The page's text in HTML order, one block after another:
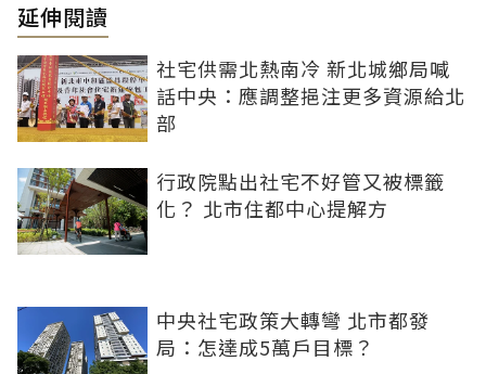
延伸閱讀
社宅供需北熱南冷 新北城鄉局喊
話中央：應調整挹注更多資源給北
部
行政院點出社宅不好管又被標籤
化？ 北市住都中心提解方
中央社宅政策大轉彎 北市都發
局：怎達成5萬戶目標？